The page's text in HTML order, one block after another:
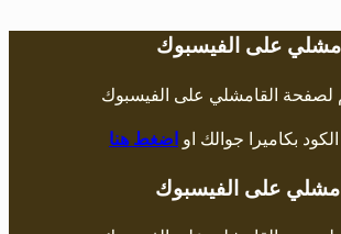
على الفيسبوك
بكاميرا جوالك او اضغط هنا
على الفيسبوك